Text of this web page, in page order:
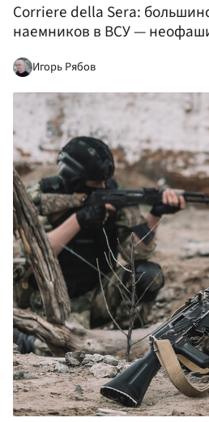
Corriere della Sera:
наемников в ВСУ —
Игорь Рябов